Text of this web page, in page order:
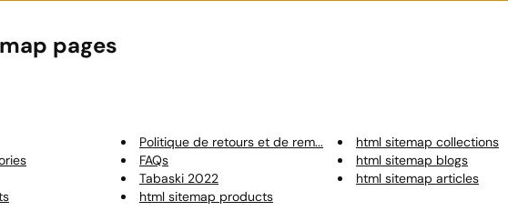
pages
Politique de retours et de rem...
FAQs
Tabaski 2022
html sitemap products
html sitemap collections
html sitemap blogs
html sitemap articles